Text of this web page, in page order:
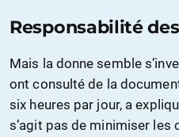
Responsabilité
Mais la donne semble
ont consulté de la
six heures par jour, a
s’agit pas de minimiser les